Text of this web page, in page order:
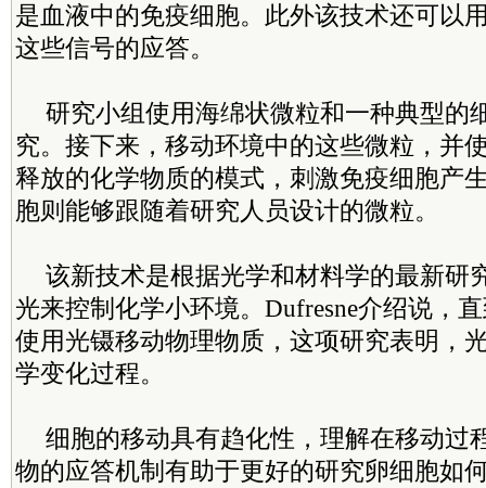
是血液中的免疫细胞。此外该技术还可以
这些信号的应答。
研究小组使用海绵状微粒和一种典型的
究。接下来，移动环境中的这些微粒，并
释放的化学物质的模式，刺激免疫细胞产
胞则能够跟随着研究人员设计的微粒。
该新技术是根据光学和材料学的最新研
光来控制化学小环境。Dufresne介绍说，
使用光镊移动物理物质，这项研究表明，
学变化过程。
细胞的移动具有趋化性，理解在移动过
物的应答机制有助于更好的研究卵细胞如